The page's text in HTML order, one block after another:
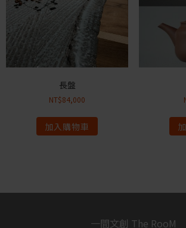
長盤
NT$84,000
加入購物車
一間文創 The RooM